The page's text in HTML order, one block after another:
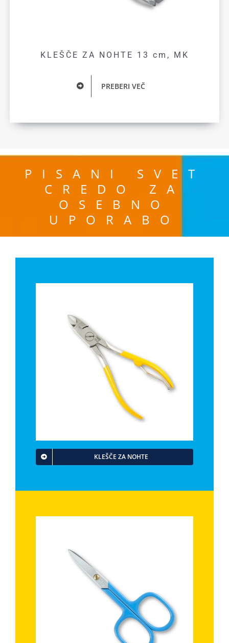
KLEŠČE ZA NOHTE 13 cm, MK
PREBERI VEČ
PISANI SVET
CREDO ZA
OSEBNO
UPORABO
KLEŠČE ZA NOHTE